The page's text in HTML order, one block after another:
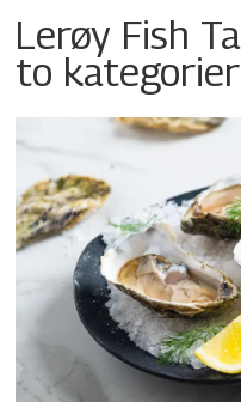
Lerøy Fish
to kategorier